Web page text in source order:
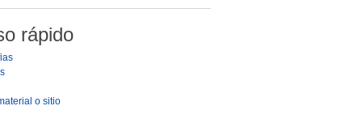
rápido
o sitio